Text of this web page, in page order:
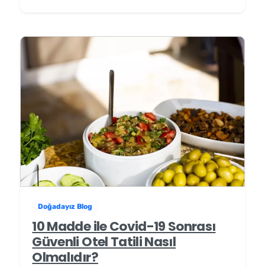
Doğadayız Blog
10 Madde ile Covid-19 Sonrası
Güvenli Otel Tatili Nasıl
Olmalıdır?